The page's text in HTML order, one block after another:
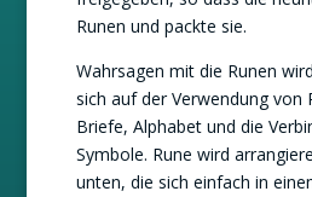
Runen und packte sie.
Wahrsagen mit die Runen
sich auf der Verwendung von
Briefe, Alphabet und die
Symbole. Rune wird
unten, die sich einfach in